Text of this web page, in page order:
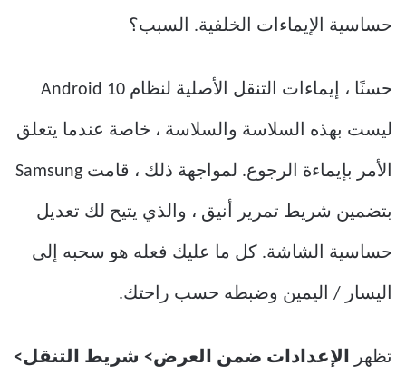
حساسية الإيماءات الخلفية. السبب؟
حسنًا ، إيماءات التنقل الأصلية لنظام Android 10
ليست بهذه السلاسة والسلاسة ، خاصة عندما يتعلق
الأمر بإيماءة الرجوع. لمواجهة ذلك ، قامت Samsung
بتضمين شريط تمرير أنيق ، والذي يتيح لك تعديل
حساسية الشاشة. كل ما عليك فعله هو سحبه إلى
اليسار / اليمين وضبطه حسب راحتك.
تظهر الإعدادات ضمن العرض> شريط التنقل>